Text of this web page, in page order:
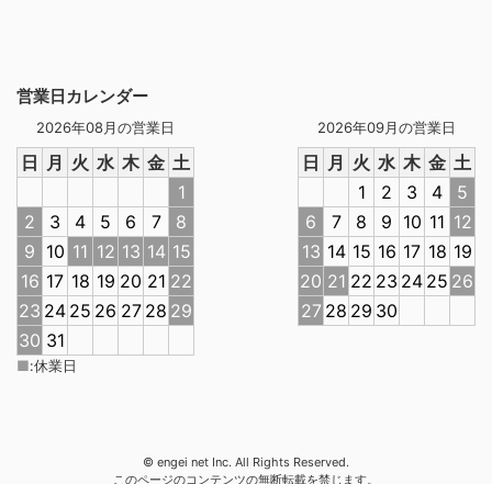
営業日カレンダー
2026年08月の営業日
日 月 火 水 木 金 土
1
2
3 4 5 6 7
8
9 10 11 12 13 14 15
16 17 18 19 20 21 22
23 24 25 26 27 28 29
30 31
2026年09月の営業日
日 月 火 水 木 金 土
1
2 3 4
5
6
7 8 9 10 11 12
13 14 15 16 17 18 19
20 21 22 23 24 25 26
27 28 29 30
■:休業日
© engei net Inc. All Rights Reserved.
このページのコンテンツの無断転載を禁じます。